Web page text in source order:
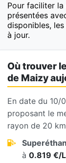
Pour faciliter
présentées
disponibles,
à jour.
Où trouver
de Maizy
En date du 10/
proposant le
rayon de 20
à 0.819 €/L